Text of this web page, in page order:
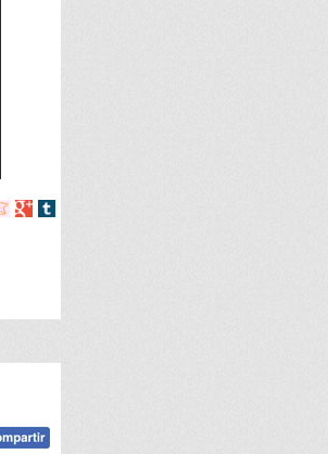
Compartir
Compartir
Compartir